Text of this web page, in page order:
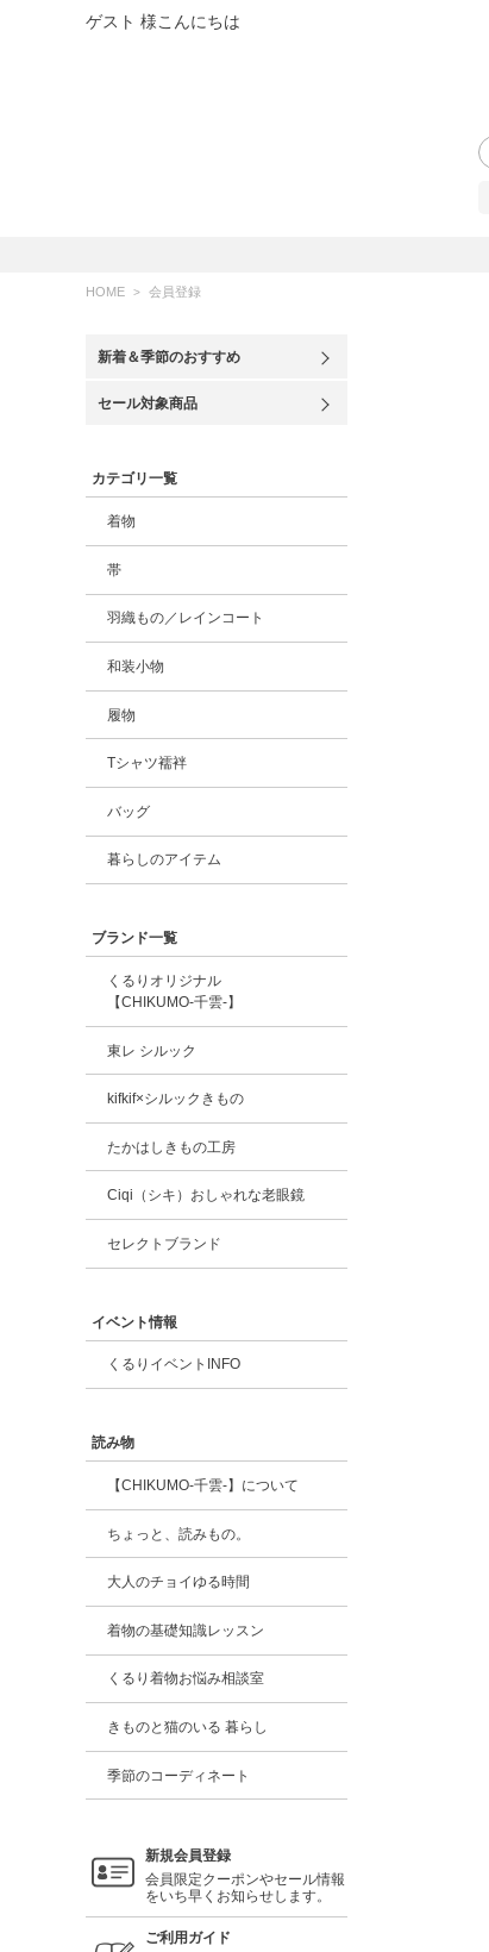
ゲスト 様こんにちは
HOME 会員登録
新着＆季節のおすすめ
セール対象商品
カテゴリ一覧
着物
帯
羽織もの／レインコート
和装小物
履物
Tシャツ襦袢
バッグ
暮らしのアイテム
ブランド一覧
くるりオリジナル
【CHIKUMO-千雲-】
東レ シルック
kifkif×シルックきもの
たかはしきもの工房
Ciqi（シキ）おしゃれな老眼鏡
セレクトブランド
イベント情報
くるりイベントINFO
読み物
【CHIKUMO-千雲-】について
ちょっと、読みもの。
大人のチョイゆる時間
着物の基礎知識レッスン
くるり着物お悩み相談室
きものと猫のいる 暮らし
季節のコーディネート
新規会員登録
会員限定クーポンやセール情報
をいち早くお知らせします。
ご利用ガイド